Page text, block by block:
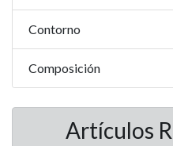
Contorno
Composición
Artículos